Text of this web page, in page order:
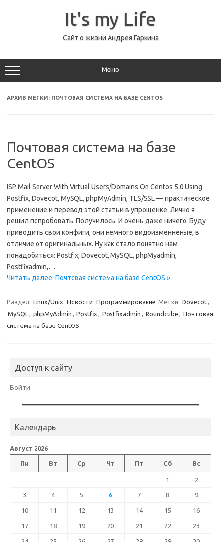
It's my Life
Сайт о жизни Андрея Гаркина
Меню
АРХИВ МЕТКИ: ПОЧТОВАЯ СИСТЕМА НА БАЗЕ CENTOS
Почтовая система на базе
CentOS
ISP Mail Server With Virtual Users/Domains On Centos 5.0 Using
Postfix, Dovecot, MySQL, phpMyAdmin, TLS/SSL — практическое
применение и перевод этой статьи в упрощенке. Лично я
решил попробовать. Получилось. И очень даже ничего. Буду
приводить свои конфиги, они немного видоизменненые, в
отличие от оригинальных. Ну как стало понятно нам
понадобиться: Postfix, Dovecot, MySQL, phpMyadmin,
Postfixadmin,…
Читать далее: Почтовая система на базе CentOS »
Раздел: Linux/Unix Новости Программирование Метки: Dovecot,
MySQL , phpMyAdmin , Postfix , Postfixadmin , Roundcube , Почтовая
система на базе CentOS
Доступ к сайту
Войти
Календарь
Август 2026
Пн Вт Ср Чт Пт Сб Вс
1 2
3 4 5 6 7 8 9
10 11 12 13 14 15 16
17 18 19 20 21 22 23